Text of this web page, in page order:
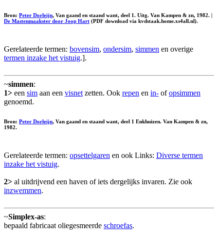
Bron: Peter Dorleijn, Van gaand en staand want, deel 1. Uitg. Van Kampen & zn, 1982. |
De Mastenmaakster door Joop Hart (PDF download via kvdstaak.home.xs4all.nl).
Gerelateerde termen: bovensim, ondersim, simmen en overige
termen inzake het vistuig.].
~simmen:
1> een sim aan een visnet zetten. Ook repen en in- ofopsimmen
genoemd.
Bron: Peter Dorleijn, Van gaand en staand want, deel 1 Enkhuizen. Van Kampen & zn,
1982.
Gerelateerde termen: opsettelgaren en ook Links: Diverse termen
inzake het vistuig.
2> al uitdrijvend een haven of iets dergelijks invaren. Zie ook
inzwemmen.
~Simplex-as:
bepaald fabricaat oliegesmeerde schroefas.